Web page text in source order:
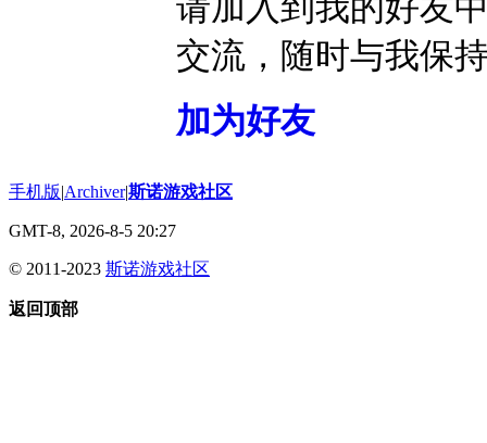
请加入到我的好友
交流，随时与我保
加为好友
手机版|Archiver|斯诺游戏社区
GMT-8, 2026-8-5 20:27
© 2011-2023 斯诺游戏社区
返回顶部